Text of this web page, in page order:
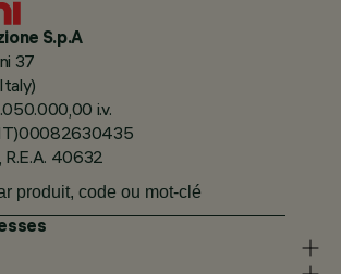
S.p.A
37
i.v.
40632